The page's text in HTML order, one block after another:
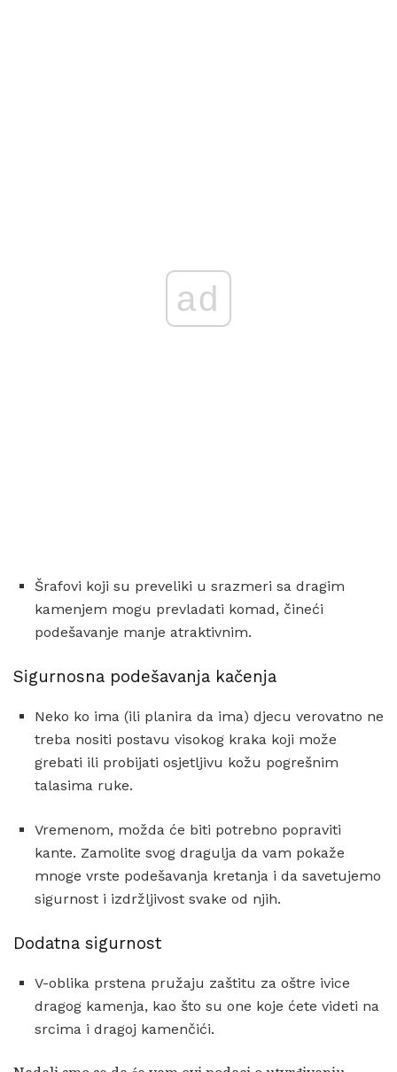
ad
Šrafovi koji su preveliki u srazmeri sa dragim
kamenjem mogu prevladati komad, čineći
podešavanje manje atraktivnim.
Sigurnosna podešavanja kačenja
Neko ko ima (ili planira da ima) djecu verovatno ne
treba nositi postavu visokog kraka koji može
grebati ili probijati osjetljivu kožu pogrešnim
talasima ruke.
Vremenom, možda će biti potrebno popraviti
kante. Zamolite svog dragulja da vam pokaže
mnoge vrste podešavanja kretanja i da savetujemo
sigurnost i izdržljivost svake od njih.
Dodatna sigurnost
V-oblika prstena pružaju zaštitu za oštre ivice
dragog kamenja, kao što su one koje ćete videti na
srcima i dragoj kamenčići.